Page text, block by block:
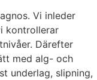
Vi inleder
kontrollerar
Därefter
med alg- och
underlag, slipning,